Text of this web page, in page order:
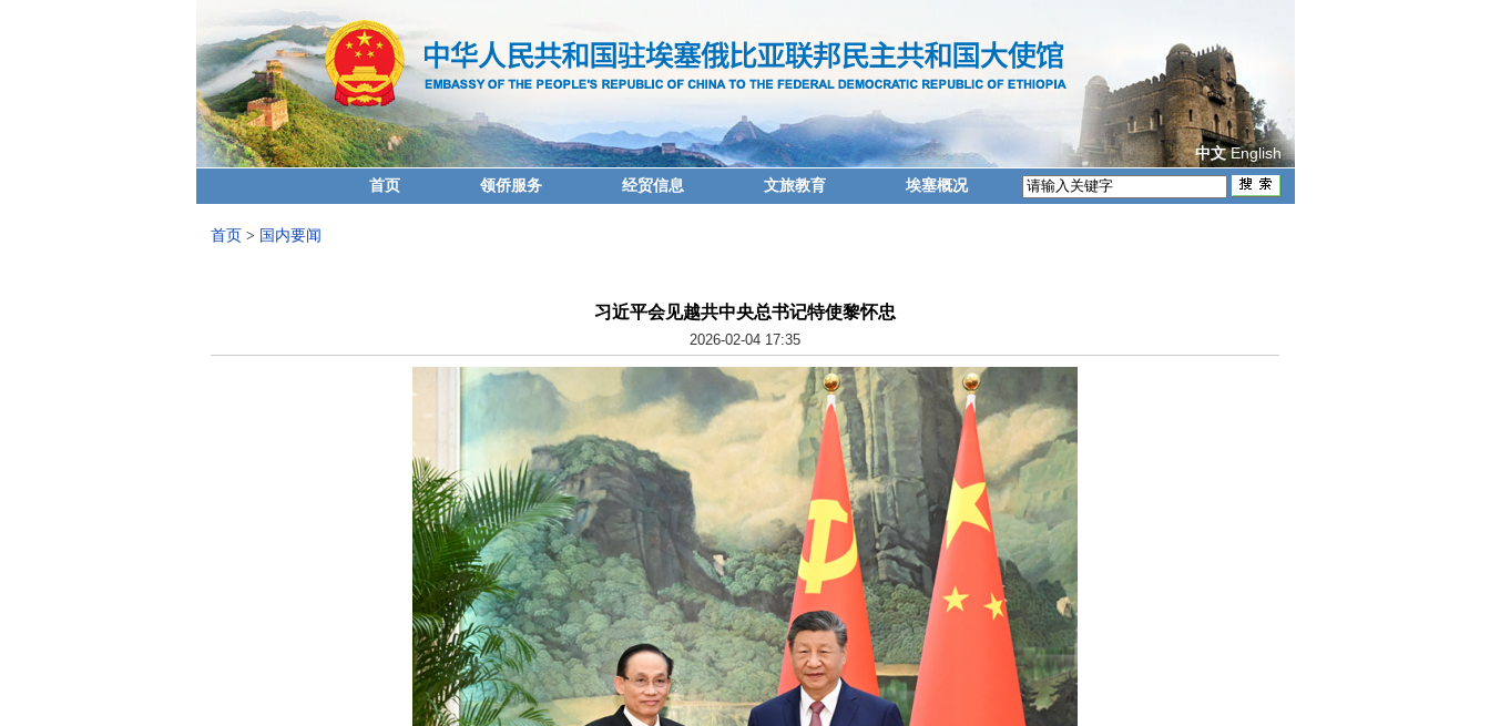
中文 English
首页 领侨服务 经贸信息 文旅教育 埃塞概况
首页 > 国内要闻
习近平会见越共中央总书记特使黎怀忠
2026-02-04 17:35